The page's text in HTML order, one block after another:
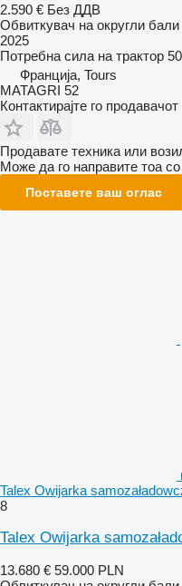
2.590 € Без ДДВ
Обвиткувач на округли бали
2025
Потребна сила на трактор
Франција, Tours
MATAGRI 52
Контактирајте го продавачот
Продавате техника или
Може да го направите тоа
Поставете ваш оглас
Talex Owijarka
8
Talex Owijarka
13.680 € 59.000 PLN